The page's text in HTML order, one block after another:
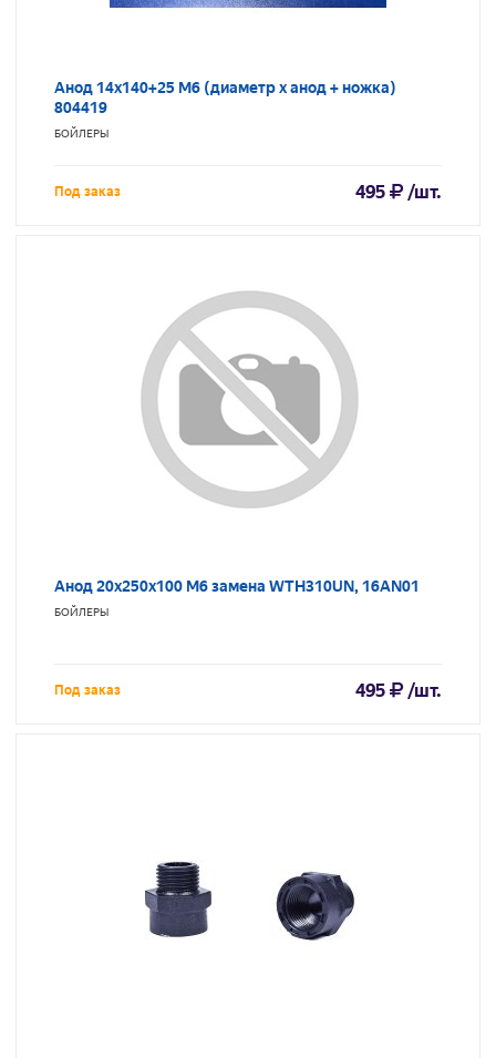
Анод 14х140+25 М6 (диаметр х анод + ножка)
804419
БОЙЛЕРЫ
Под заказ 495 /шт.
Анод 20х250х100 М6 замена WTH310UN, 16AN01
БОЙЛЕРЫ
Под заказ 495 /шт.